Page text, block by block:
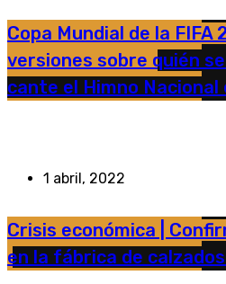
Copa Mundial de la FIFA
versiones sobre quién
cante el Himno Nacional
1 abril, 2022
Crisis económica |
en la fábrica de